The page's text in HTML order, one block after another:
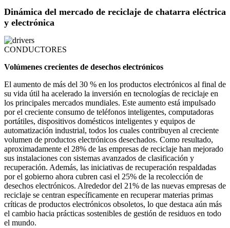
Dinámica del mercado de reciclaje de chatarra eléctrica
y electrónica
CONDUCTORES
Volúmenes crecientes de desechos electrónicos
El aumento de más del 30 % en los productos electrónicos al final de
su vida útil ha acelerado la inversión en tecnologías de reciclaje en
los principales mercados mundiales. Este aumento está impulsado
por el creciente consumo de teléfonos inteligentes, computadoras
portátiles, dispositivos domésticos inteligentes y equipos de
automatización industrial, todos los cuales contribuyen al creciente
volumen de productos electrónicos desechados. Como resultado,
aproximadamente el 28% de las empresas de reciclaje han mejorado
sus instalaciones con sistemas avanzados de clasificación y
recuperación. Además, las iniciativas de recuperación respaldadas
por el gobierno ahora cubren casi el 25% de la recolección de
desechos electrónicos. Alrededor del 21% de las nuevas empresas de
reciclaje se centran específicamente en recuperar materias primas
críticas de productos electrónicos obsoletos, lo que destaca aún más
el cambio hacia prácticas sostenibles de gestión de residuos en todo
el mundo.